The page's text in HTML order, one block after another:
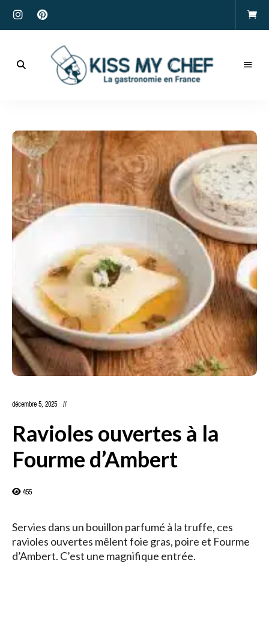
My
Chef
décembre 5, 2025
Ravioles ouvertes à la
Fourme d’Ambert
455
Servies dans un bouillon parfumé à la truffe, ces
ravioles ouvertes mêlent foie gras, poire et Fourme
d’Ambert. C’est une magnifique entrée.